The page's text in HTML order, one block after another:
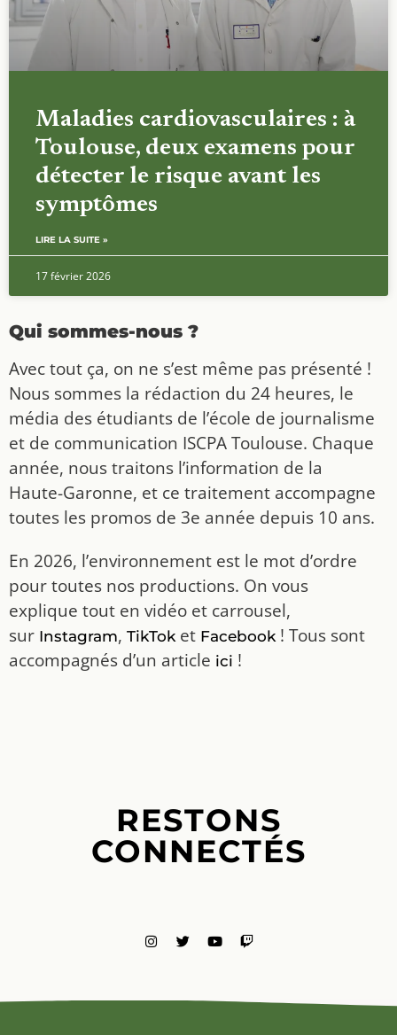
Maladies cardiovasculaires : à
Toulouse, deux examens pour
détecter le risque avant les
symptômes
LIRE LA SUITE »
17 février 2026
Qui sommes-nous ?
Avec tout ça, on ne s’est même pas présenté !
Nous sommes la rédaction du 24 heures, le
média des étudiants de l’école de journalisme
et de communication ISCPA Toulouse. Chaque
année, nous traitons l’information de la
Haute-Garonne, et ce traitement accompagne
toutes les promos de 3e année depuis 10 ans.
En 2026, l’environnement est le mot d’ordre
pour toutes nos productions. On vous
explique tout en vidéo et carrousel,
sur Instagram, TikToket Facebook! Tous sont
accompagnés d’un article ici !
RESTONS
CONNECTÉS